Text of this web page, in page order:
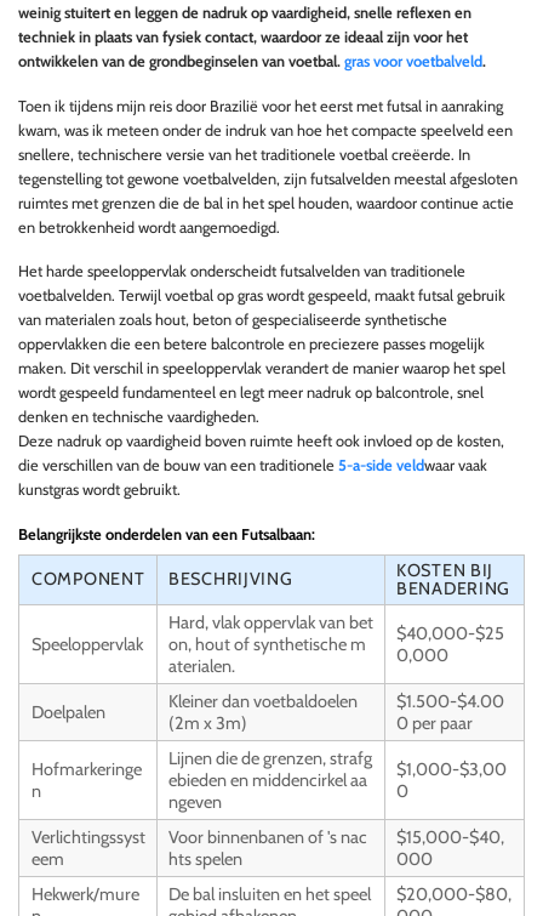
weinig stuitert en leggen de nadruk op vaardigheid, snelle reflexen en
techniek in plaats van fysiek contact, waardoor ze ideaal zijn voor het
ontwikkelen van de grondbeginselen van voetbal. gras voor voetbalveld.
Toen ik tijdens mijn reis door Brazilië voor het eerst met futsal in aanraking
kwam, was ik meteen onder de indruk van hoe het compacte speelveld een
snellere, technischere versie van het traditionele voetbal creëerde. In
tegenstelling tot gewone voetbalvelden, zijn futsalvelden meestal afgesloten
ruimtes met grenzen die de bal in het spel houden, waardoor continue actie
en betrokkenheid wordt aangemoedigd.
Het harde speeloppervlak onderscheidt futsalvelden van traditionele
voetbalvelden. Terwijl voetbal op gras wordt gespeeld, maakt futsal gebruik
van materialen zoals hout, beton of gespecialiseerde synthetische
oppervlakken die een betere balcontrole en preciezere passes mogelijk
maken. Dit verschil in speeloppervlak verandert de manier waarop het spel
wordt gespeeld fundamenteel en legt meer nadruk op balcontrole, snel
denken en technische vaardigheden.
Deze nadruk op vaardigheid boven ruimte heeft ook invloed op de kosten,
die verschillen van de bouw van een traditionele 5-a-side veldwaar vaak
kunstgras wordt gebruikt.
Belangrijkste onderdelen van een Futsalbaan:
COMPONENT BESCHRIJVING
KOSTEN BIJ
BENADERING
Speeloppervlak
Hard, vlak oppervlak van bet
on, hout of synthetische m
aterialen.
$40,000-$25
0,000
Doelpalen
Kleiner dan voetbaldoelen
(2m x 3m)
$1.500-$4.00
0 per paar
Hofmarkeringe
n
Lijnen die de grenzen, strafg
ebieden en middencirkel aa
ngeven
$1,000-$3,00
0
Verlichtingssyst
eem
Voor binnenbanen of 's nac
hts spelen
$15,000-$40,
000
Hekwerk/mure
De bal insluiten en het speel
$20,000-$80,